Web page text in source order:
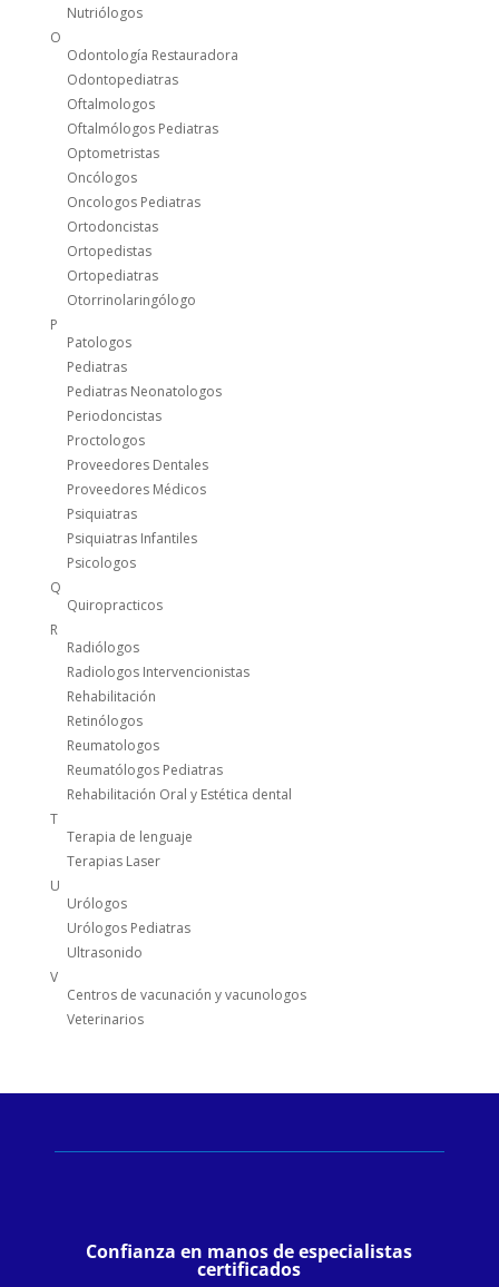
Nutriólogos
O
Odontología Restauradora
Odontopediatras
Oftalmologos
Oftalmólogos Pediatras
Optometristas
Oncólogos
Oncologos Pediatras
Ortodoncistas
Ortopedistas
Ortopediatras
Otorrinolaringólogo
P
Patologos
Pediatras
Pediatras Neonatologos
Periodoncistas
Proctologos
Proveedores Dentales
Proveedores Médicos
Psiquiatras
Psiquiatras Infantiles
Psicologos
Q
Quiropracticos
R
Radiólogos
Radiologos Intervencionistas
Rehabilitación
Retinólogos
Reumatologos
Reumatólogos Pediatras
Rehabilitación Oral y Estética dental
T
Terapia de lenguaje
Terapias Laser
U
Urólogos
Urólogos Pediatras
Ultrasonido
V
Centros de vacunación y vacunologos
Veterinarios
Confianza en manos de especialistas
certificados